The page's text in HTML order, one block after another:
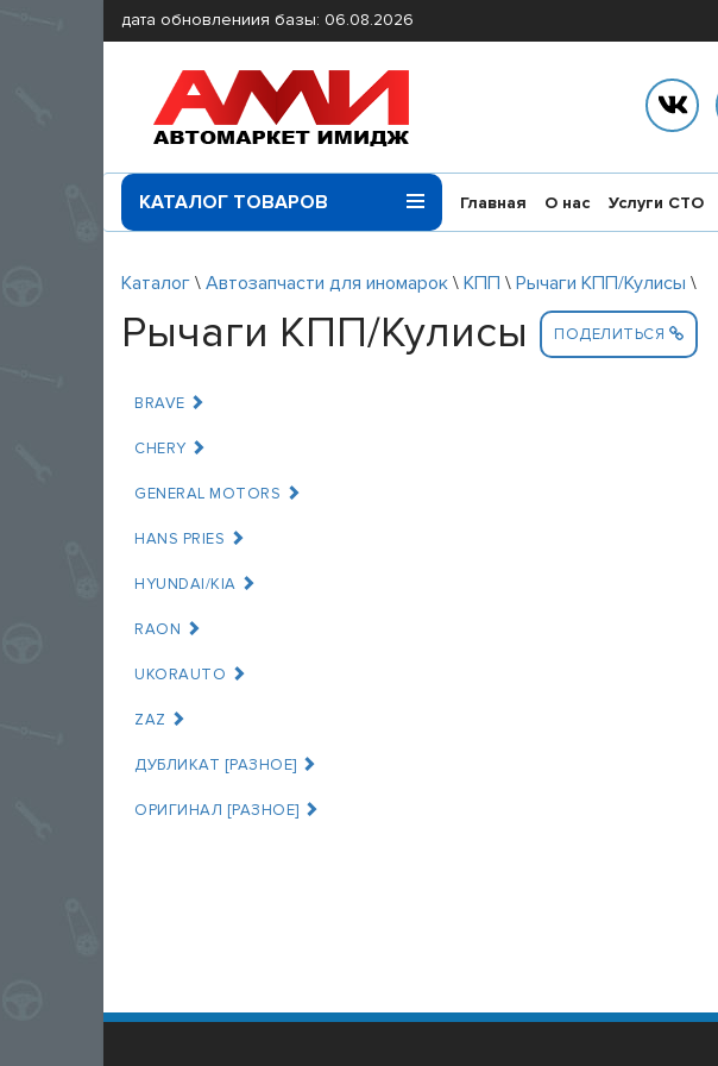
дата обновлениия базы: 06.08.2026
КАТАЛОГ ТОВАРОВ Главная О нас Услуги СТО
Каталог \ Автозапчасти для иномарок \ КПП \ Рычаги КПП/Кулисы \
Рычаги КПП/Кулисы ПОДЕЛИТЬСЯ
BRAVE
CHERY
GENERAL MOTORS
HANS PRIES
HYUNDAI/KIA
RAON
UKORAUTO
ZAZ
ДУБЛИКАТ [РАЗНОЕ]
ОРИГИНАЛ [РАЗНОЕ]